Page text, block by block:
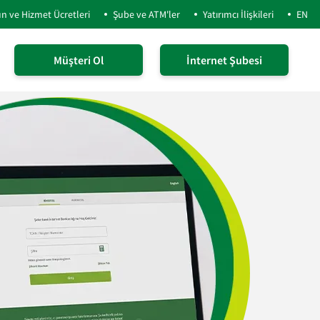
ve Hizmet Ücretleri Şube ve ATM'ler Yatırımcı İlişkileri EN
Müşteri Ol İnternet Şubesi